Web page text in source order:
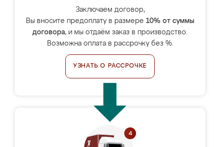
Заключаем договор,
Вы вносите предоплату в размере 10% от суммы
договора, и мы отдаём заказ в производство.
Возможна оплата в рассрочку без %.
УЗНАТЬ О РАССРОЧКЕ